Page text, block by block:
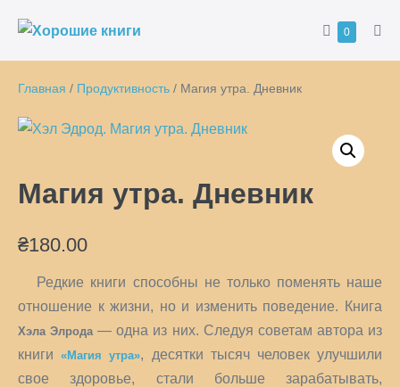
содержимому
Корзина
0Товары
Главная / Продуктивность / Магия утра. Дневник
Магия утра. Дневник
₴180.00
Редкие книги способны не только поменять наше
отношение к жизни, но и изменить поведение. Книга
Хэла Элрода — одна из них. Следуя советам автора из
книги«Магия утра», десятки тысяч человек улучшили
свое здоровье, стали больше зарабатывать,